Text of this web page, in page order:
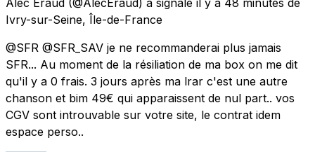
Ivry-sur-Seine, Île-de-France
@SFR @SFR_SAV je ne recommanderai plus jamais
SFR... Au moment de la résiliation de ma box on me dit
qu'il y a 0 frais. 3 jours après ma lrar c'est une autre
chanson et bim 49€ qui apparaissent de nul part.. vos
CGV sont introuvable sur votre site, le contrat idem
espace perso..